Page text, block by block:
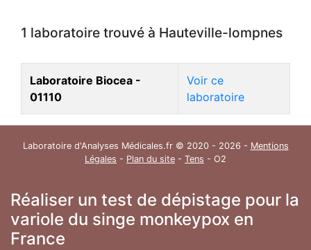
1 laboratoire trouvé à Hauteville-lompnes
Laboratoire Biocea -
01110
Voir ce
laboratoire
Laboratoire d'Analyses Médicales.fr © 2020 - 2026 - Mentions
Légales - Plan du site - Tens - O2
Réaliser un test de dépistage pour la
variole du singe monkeypox en
France